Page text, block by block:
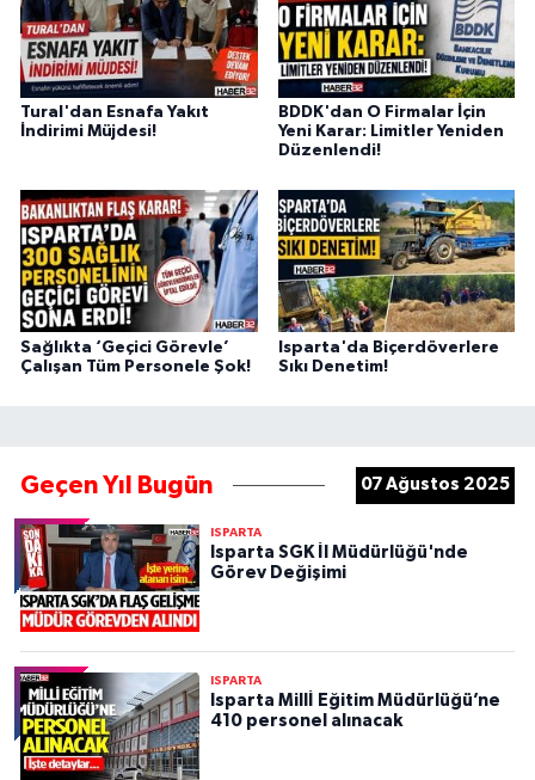
Tural'dan Esnafa Yakıt
İndirimi Müjdesi!
BDDK'dan O Firmalar İçin
Yeni Karar: Limitler Yeniden
Düzenlendi!
Sağlıkta ‘Geçici Görevle’
Çalışan Tüm Personele Şok!
Isparta'da Biçerdöverlere
Sıkı Denetim!
Geçen Yıl Bugün 07 Ağustos 2025
ISPARTA
Isparta SGK İl Müdürlüğü'nde
Görev Değişimi
ISPARTA
Isparta Millİ Eğitim Müdürlüğü’ne
410 personel alınacak